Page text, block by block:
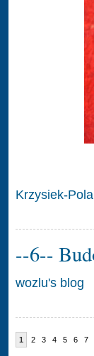
Krzysiek-
--6--
wozlu's blog
1 2 3 4 5 6 7